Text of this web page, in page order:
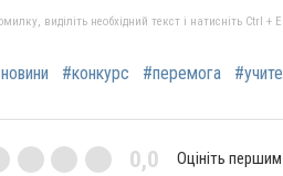
виділіть необхідний текст і натисніть Ctrl +
#конкурс #перемога
0,0 Оцініть першим